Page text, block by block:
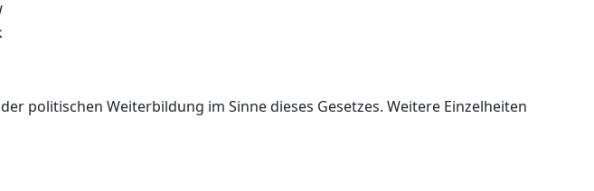
politischen Weiterbildung im Sinne dieses Gesetzes. Weitere Einzelheiten